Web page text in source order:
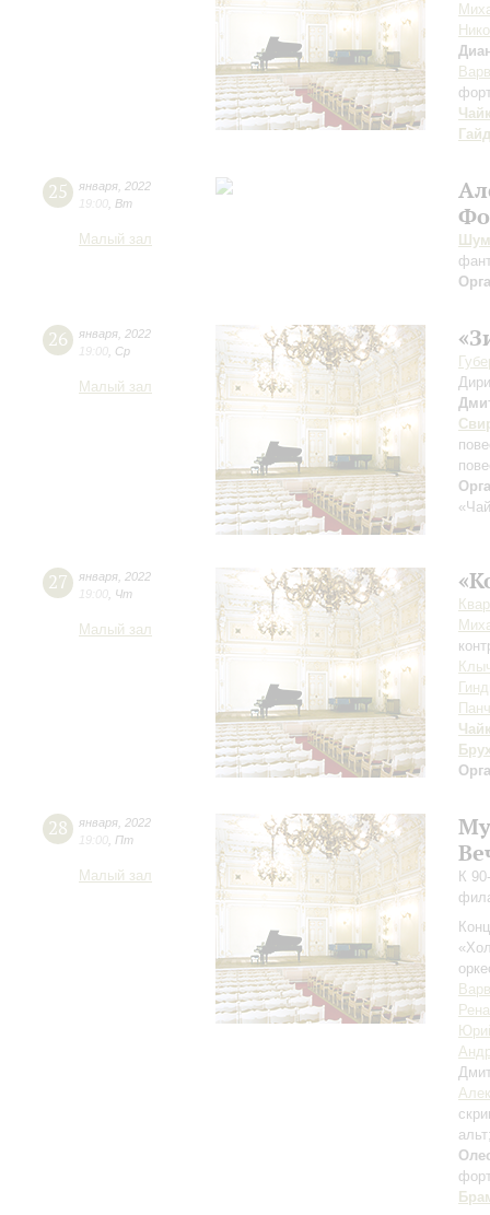
25 января 2022
19:00 Вт
Малый зал
26 января 2022
19:00 Ср
Малый зал
27 января 2022
19:00 Чт
Малый зал
28 января 2022
19:00 Пт
Малый зал
К